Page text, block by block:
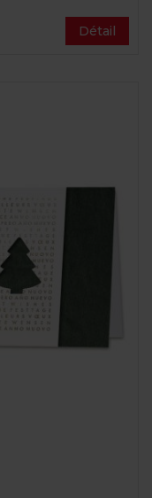
Détail